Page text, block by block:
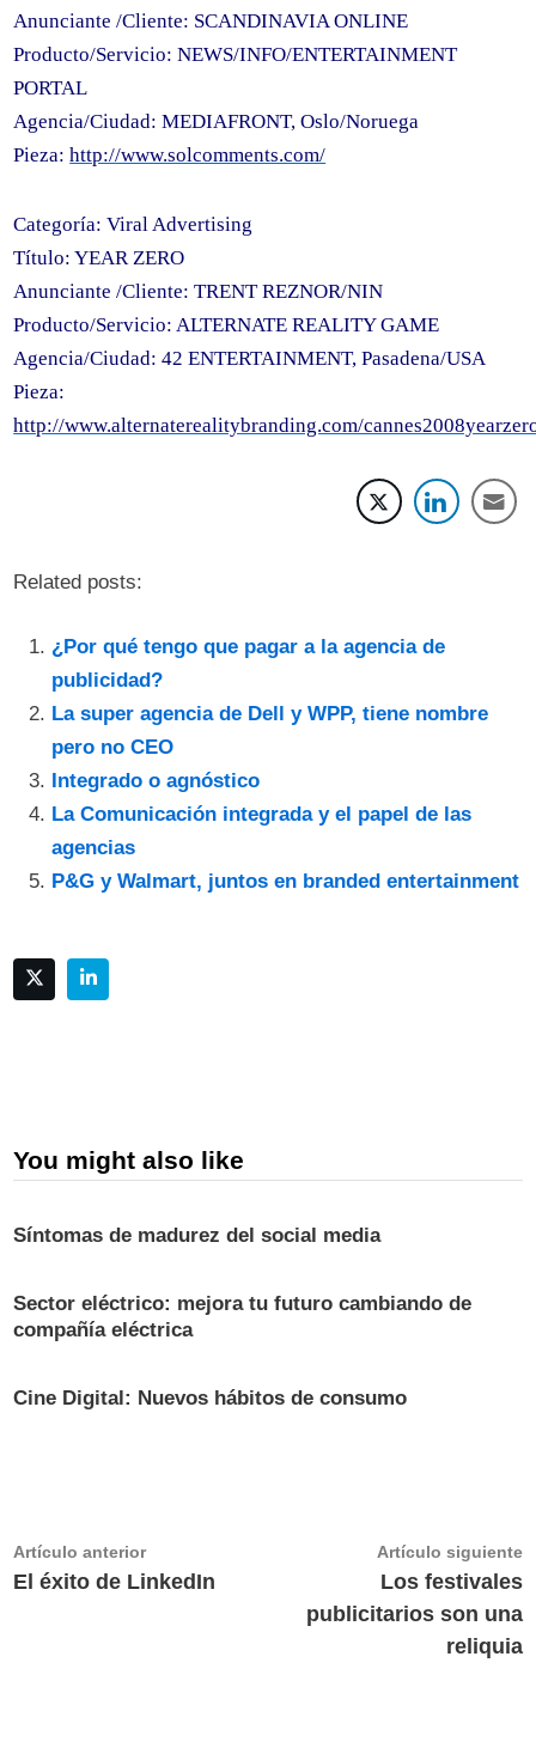
Anunciante /Cliente: SCANDINAVIA ONLINE
Producto/Servicio: NEWS/INFO/ENTERTAINMENT
PORTAL
Agencia/Ciudad: MEDIAFRONT, Oslo/Noruega
Pieza:http://www.solcomments.com/
Categoría: Viral Advertising
Título: YEAR ZERO
Anunciante /Cliente: TRENT REZNOR/NIN
Producto/Servicio: ALTERNATE REALITY GAME
Agencia/Ciudad: 42 ENTERTAINMENT, Pasadena/USA
Pieza:
http://www.alternaterealitybranding.com/
Related posts:
¿Por qué tengo que pagar a la agencia de
publicidad?
La super agencia de Dell y WPP, tiene nombre
pero no CEO
Integrado o agnóstico
La Comunicación integrada y el papel de las
agencias
P&G y Walmart, juntos en branded entertainment
You might also like
Síntomas de madurez del social media
Sector eléctrico: mejora tu futuro cambiando de
compañía eléctrica
Cine Digital: Nuevos hábitos de consumo
Navegación
de
Artículo anteriorArtículo
anterior:
El éxito de LinkedIn
Artículo siguiente
Los festivales
publicitarios son una
reliquia